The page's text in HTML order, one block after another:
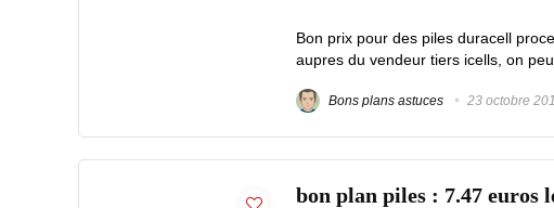
Bon prix pour des piles duracell
aupres du vendeur tiers icells, on
Bons plans astuces 23 octobre
bon plan piles : 7.47 euros